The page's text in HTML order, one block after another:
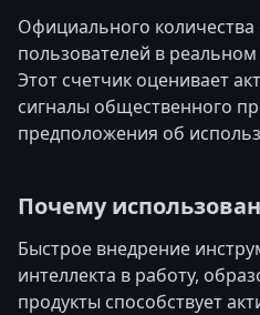
Официального
пользователей в
Этот счетчик оценивает
сигналы общественного
предположения об
Почему
Быстрое внедрение
интеллекта в работу,
продукты способствует